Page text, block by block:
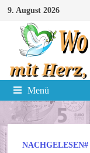
Zum
Inhalt
springen
9. August 2026
Menü
NACHGELESEN#